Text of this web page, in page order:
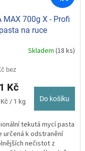
MAX 700g X - Profi
na ruce
Skladem (18 ks)
bez
Kč
/ 1 kg Do košíku
tekutá mycí pasta
určená k odstranění
nečistot z